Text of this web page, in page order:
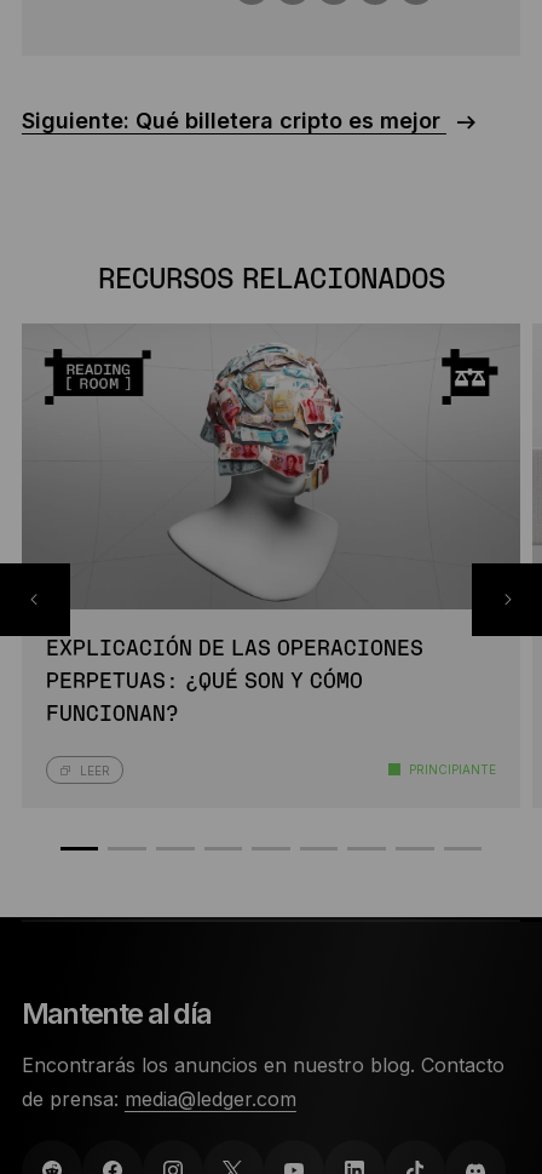
Siguiente: Qué billetera cripto es mejor
RECURSOS RELACIONADOS
EXPLICACIÓN DE LAS OPERACIONES
PERPETUAS: ¿QUÉ SON Y CÓMO
FUNCIONAN?
LEER PRINCIPIANTE
Mantente al día
Encontrarás los anuncios en nuestro blog. Contacto
de prensa: media@ledger.com